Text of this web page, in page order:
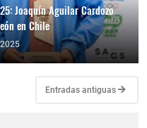
Joaquín Aguilar Cardozo
en Chile
Entradas antiguas